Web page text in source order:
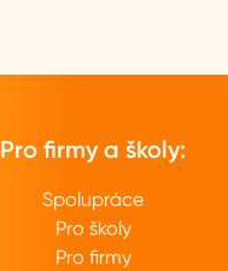
Pro firmy a školy:
Spolupráce
Pro školy
Pro firmy